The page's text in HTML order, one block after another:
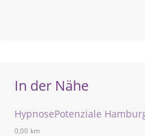
In der Nähe
HypnosePotenziale
0,00 km